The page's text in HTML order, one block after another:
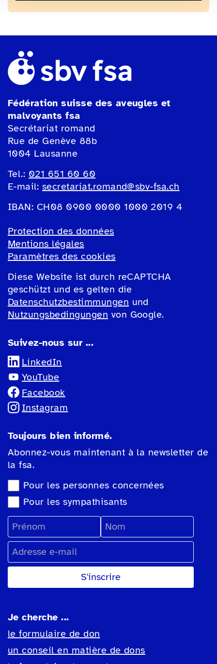
Fédération suisse des aveugles et
malvoyants fsa
Secrétariat romand
Rue de Genève 88b
1004 Lausanne
Tel.: 021 651 60 60
E-mail: secretariat.romand@sbv-fsa.ch
IBAN: CH08 0900 0000 1000 2019 4
Protection des données
Mentions légales
Paramètres des cookies
Diese Website ist durch reCAPTCHA
geschützt und es gelten die
Datenschutzbestimmungen und
Nutzungsbedingungen von Google.
Suivez-nous sur ...
LinkedIn
YouTube
Facebook
Instagram
Toujours bien informé.
Abonnez-vous maintenant à la newsletter de
la fsa.
Sélection du type de newsletter
Pour les personnes concernées
Pour les sympathisants
Prénom
Nom
Adresse e-mail
Je cherche ...
le formulaire de don
un conseil en matière de dons